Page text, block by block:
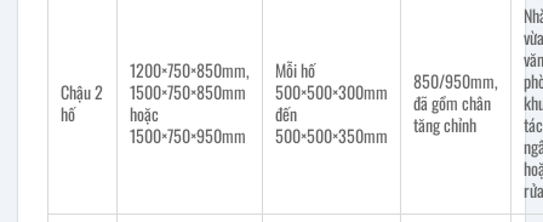
Chậu 2
hố
1200×750×850mm,
1500×750×850mm
hoặc
1500×750×950mm
Mỗi hố
500×500×300mm
đến
500×500×350mm
850/950mm,
đã gồm chân
tăng chỉnh
văn